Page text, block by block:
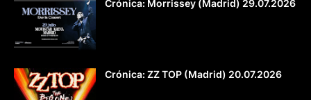
Crónica: Morrissey (Madrid) 29.07.2026
Crónica: ZZ TOP (Madrid) 20.07.2026